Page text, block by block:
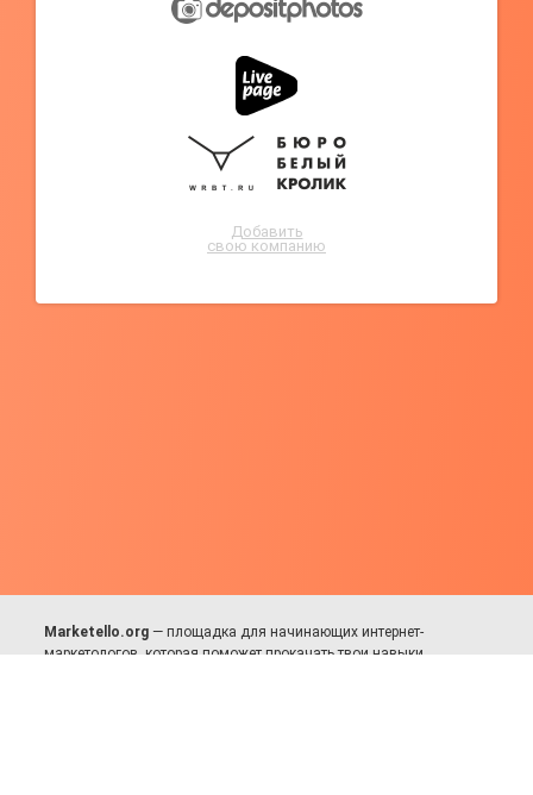
Добавить
свою компанию
Marketello.org — площадка для начинающих интернет-
маркетологов, которая поможет прокачать твои навыки.